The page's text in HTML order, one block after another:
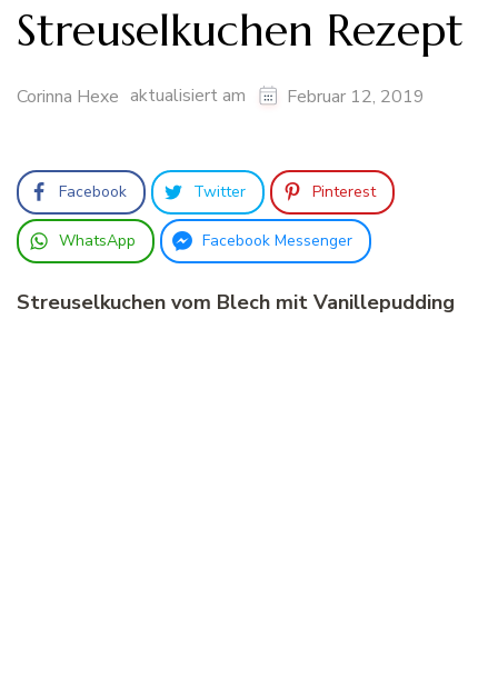
Streuselkuchen Rezept
Corinna Hexe aktualisiert am Februar 12, 2019
Facebook Twitter Pinterest
WhatsApp Facebook Messenger
Streuselkuchen vom Blech mit Vanillepudding